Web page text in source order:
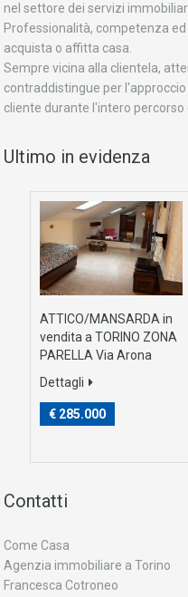
nel settore dei servizi
Professionalità, competenza
acquista o affitta casa.
Sempre vicina alla clientela,
contraddistingue per
cliente durante l'intero
Ultimo in evidenza
ATTICO/MANSARDA in
vendita a TORINO ZONA
PARELLA Via Arona
Dettagli
€ 285.000
Contatti
Come Casa
Agenzia immobiliare a Torino
Francesca Cotroneo